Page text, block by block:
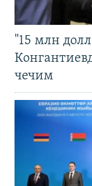
"15 млн
чечим